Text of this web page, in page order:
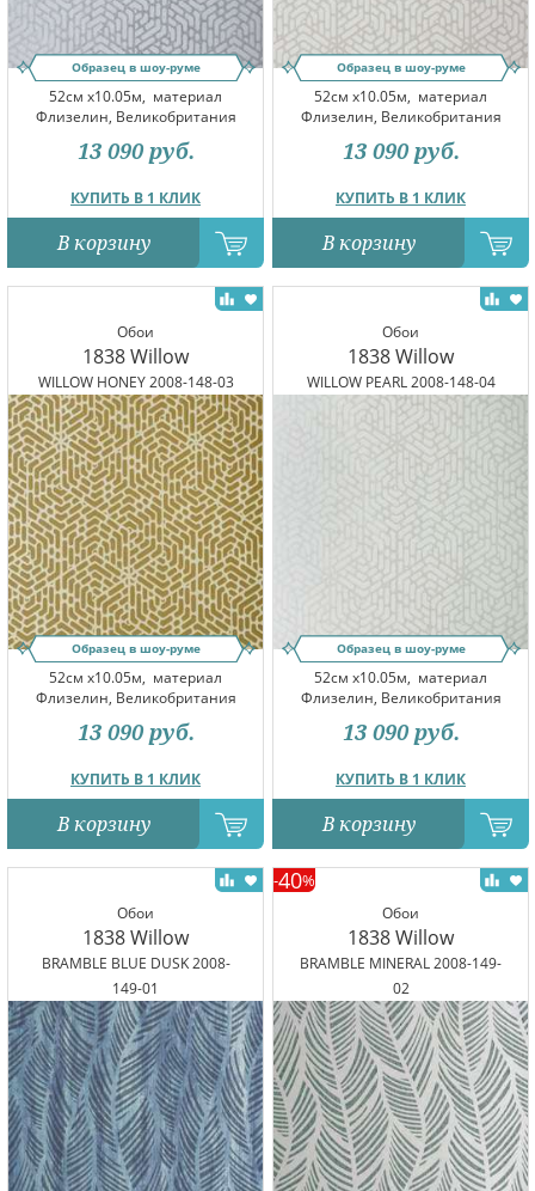
Образец в шоу-руме
52см x10.05м, материал
Флизелин, Великобритания
КУПИТЬ В 1 КЛИК
13 090 руб.
В корзину
Образец в шоу-руме
52см x10.05м, материал
Флизелин, Великобритания
КУПИТЬ В 1 КЛИК
13 090 руб.
В корзину
Обои
1838 Willow
WILLOW HONEY 2008-148-03
Образец в шоу-руме
52см x10.05м, материал
Флизелин, Великобритания
КУПИТЬ В 1 КЛИК
13 090 руб.
В корзину
Обои
1838 Willow
WILLOW PEARL 2008-148-04
Образец в шоу-руме
52см x10.05м, материал
Флизелин, Великобритания
КУПИТЬ В 1 КЛИК
13 090 руб.
В корзину
Обои
1838 Willow
BRAMBLE BLUE DUSK 2008-
149-01
Обои
1838 Willow
BRAMBLE MINERAL 2008-149-
02
-40%